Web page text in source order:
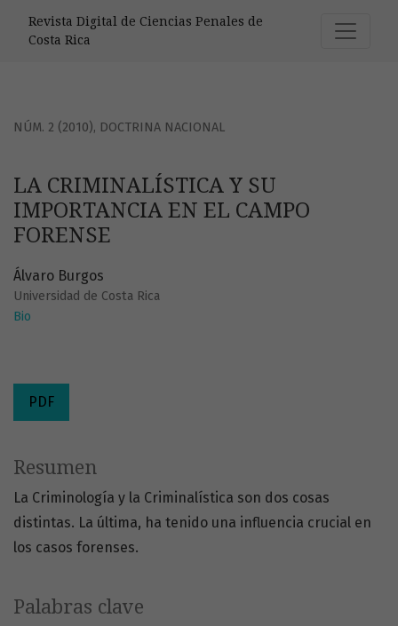
Revista Digital de Ciencias Penales de
Costa Rica
NÚM. 2 (2010), DOCTRINA NACIONAL
LA CRIMINALÍSTICA Y SU
IMPORTANCIA EN EL CAMPO
FORENSE
Álvaro Burgos
Universidad de Costa Rica
Bio
PDF
Palabras clave
Resumen
La Criminología y la Criminalística son dos cosas
distintas. La última, ha tenido una influencia crucial en
los casos forenses.